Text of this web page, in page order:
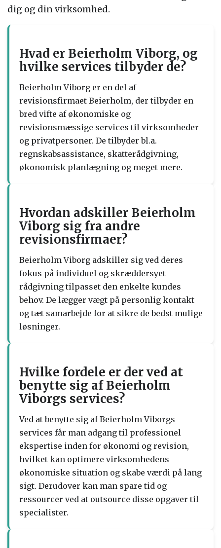
dig og din virksomhed.
Hvad er Beierholm Viborg, og
hvilke services tilbyder de?
Beierholm Viborg er en del af
revisionsfirmaet Beierholm, der tilbyder en
bred vifte af økonomiske og
revisionsmæssige services til virksomheder
og privatpersoner. De tilbyder bl.a.
regnskabsassistance, skatterådgivning,
økonomisk planlægning og meget mere.
Hvordan adskiller Beierholm
Viborg sig fra andre
revisionsfirmaer?
Beierholm Viborg adskiller sig ved deres
fokus på individuel og skræddersyet
rådgivning tilpasset den enkelte kundes
behov. De lægger vægt på personlig kontakt
og tæt samarbejde for at sikre de bedst mulige
løsninger.
Hvilke fordele er der ved at
benytte sig af Beierholm
Viborgs services?
Ved at benytte sig af Beierholm Viborgs
services får man adgang til professionel
ekspertise inden for økonomi og revision,
hvilket kan optimere virksomhedens
økonomiske situation og skabe værdi på lang
sigt. Derudover kan man spare tid og
ressourcer ved at outsource disse opgaver til
specialister.